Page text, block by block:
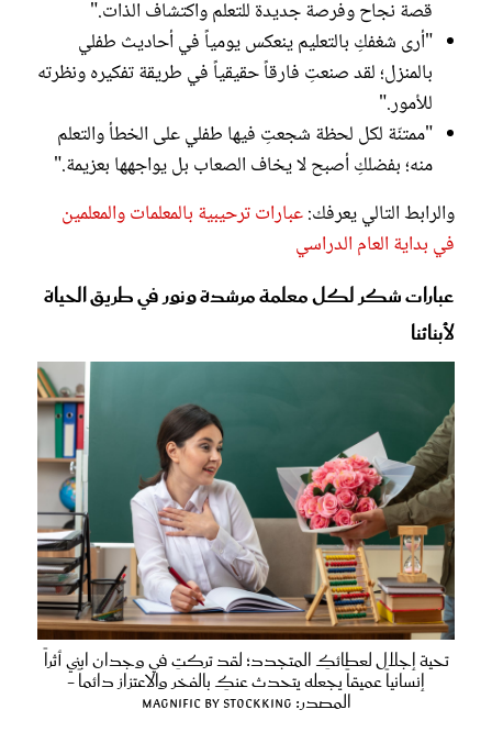
قصة نجاح وفرصة جديدة للتعلم واكتشاف الذات."
"أرى شغفكِ بالتعليم ينعكس يومياً في أحاديث طفلي
بالمنزل؛ لقد صنعتِ فارقاً حقيقياً في طريقة تفكيره ونظرته
للأمور."
"ممتنّة لكل لحظة شجعتِ فيها طفلي على الخطأ والتعلم
منه؛ بفضلكِ أصبح لا يخاف الصعاب بل يواجهها بعزيمة."
والرابط التالي يعرفك:عبارات ترحيبية بالمعلمات والمعلمين
في بداية العام الدراسي
عبارات شكر لكل معلمة مرشدة ونور في طريق الحياة
لأبنائنا
تحية إجلال لعطائكِ المتجدد؛ لقد تركتِ في وجدان ابني أثراً
إنسانياً عميقاً يجعله يتحدث عنكِ بالفخر والاعتزاز دائماً -
المصدر: magnific by stockking